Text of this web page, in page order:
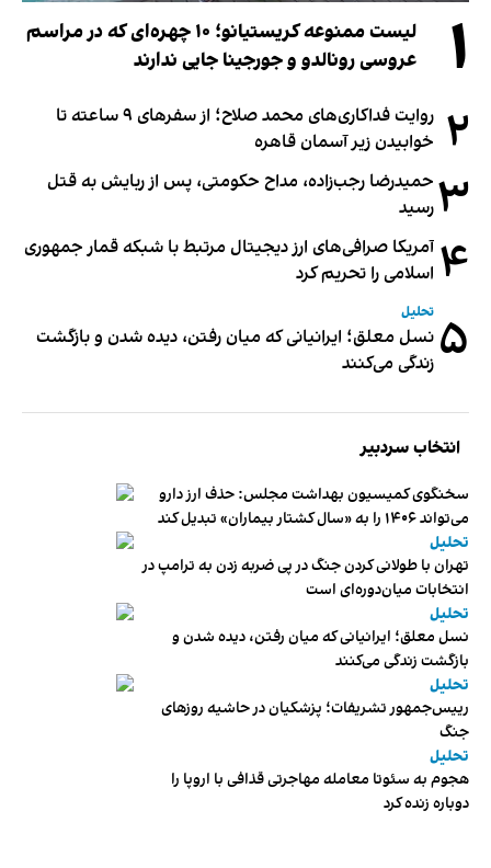
۱
لیست ممنوعه کریستیانو؛ ۱۰ چهره‌ای که در مراسم
عروسی رونالدو و جورجینا جایی ندارند
۲
روایت فداکاری‌های محمد صلاح؛ از سفرهای ۹ ساعته تا
خوابیدن زیر آسمان قاهره
۳ حمیدرضا رجب‌زاده، مداح حکومتی، پس از ربایش به قتل
رسید
۴ آمریکا صرافی‌های ارز دیجیتال مرتبط با شبکه قمار جمهوری
اسلامی را تحریم کرد
۵ تحلیل
نسل معلق؛ ایرانیانی که میان رفتن، دیده شدن و بازگشت
زندگی می‌کنند
انتخاب سردبیر
سخنگوی کمیسیون بهداشت مجلس: حذف ارز دارو
می‌تواند ۱۴۰۶ را به «سال کشتار بیماران» تبدیل کند
تحلیل
تهران با طولانی کردن جنگ در پی ضربه زدن به ترامپ در
انتخابات میان‌دوره‌ای است
تحلیل
نسل معلق؛ ایرانیانی که میان رفتن، دیده شدن و
بازگشت زندگی می‌کنند
تحلیل
رییس‌جمهور تشریفات؛ پزشکیان در حاشیه روزهای
جنگ
تحلیل
هجوم به سئوتا معامله مهاجرتی قذافی با اروپا را
دوباره زنده کرد